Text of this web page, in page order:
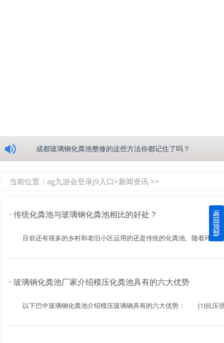
成都玻璃钢化粪池整修的这些方法你都记住了吗？
四川玻璃钢化粪池逐渐取代传统玻璃钢化粪池的这几点原因
使用成都玻璃钢化粪池的七大好处你都记住了吗？
当前位置： ag九游会登录j9入口>新闻资讯 >>
· 传统化粪池与玻璃钢化粪池相比的好处？
目前还有很多的乡村和老旧小区运用的还是传统的化粪池。随着环境
· 玻璃钢化粪池厂家介绍模压化粪池具有的六大优势
以下巴中玻璃钢化粪池介绍模压玻璃钢具有的六大优势： (1)抗压强